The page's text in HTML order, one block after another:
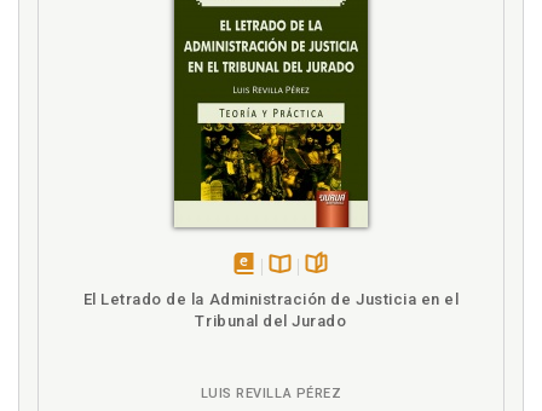
disponível
em
Disponível
na
páginas
El Letrado de la Administración de Justicia en el
Tribunal del Jurado
LUIS REVILLA PÉREZ